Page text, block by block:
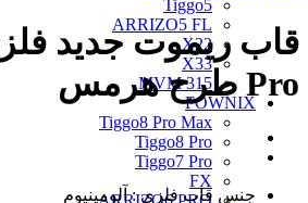
Tiggo5
ARRIZO5 FL
X22
X33
MVM 315
FOWNIX
Tiggo8 Pro Max
Tiggo8 Pro
Tiggo7 Pro
FX
Pro طرح هرمس
جنس قاب فلزی : آلومینیوم